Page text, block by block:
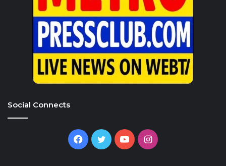
Social Connects
Facebook
TwitterYouTubeInstagram